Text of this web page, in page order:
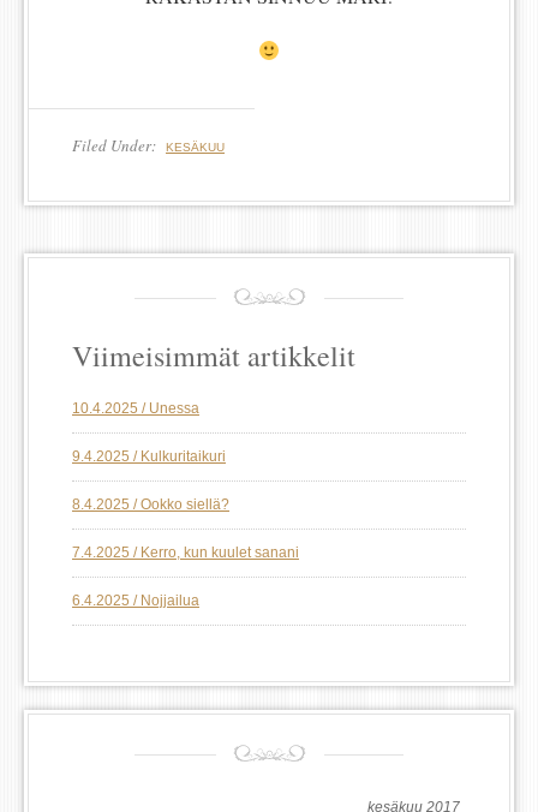
Filed Under: KESÄKUU
Viimeisimmät artikkelit
10.4.2025 / Unessa
9.4.2025 / Kulkuritaikuri
8.4.2025 / Ookko siellä?
7.4.2025 / Kerro, kun kuulet sanani
6.4.2025 / Nojjailua
kesäkuu 2017